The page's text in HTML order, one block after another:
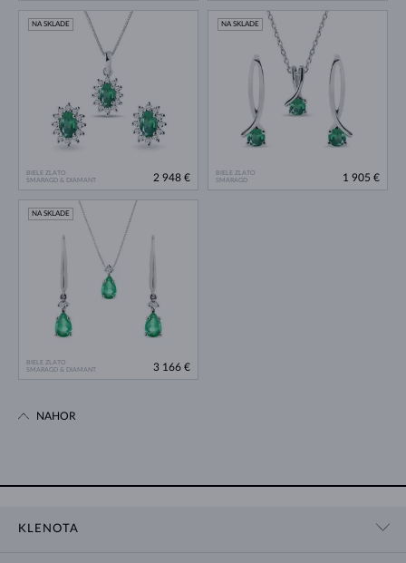
BIELE ZLATO
SMARAGD & DIAMANT
NA SKLADE
2 948 €
BIELE ZLATO
SMARAGD
NA SKLADE
1 905 €
BIELE ZLATO
SMARAGD & DIAMANT
NA SKLADE
3 166 €
NAHOR
KLENOTA